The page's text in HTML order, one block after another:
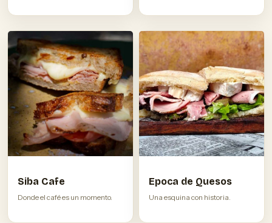
Siba Cafe
Donde el café es un momento.
Epoca de Quesos
Una esquina con historia.